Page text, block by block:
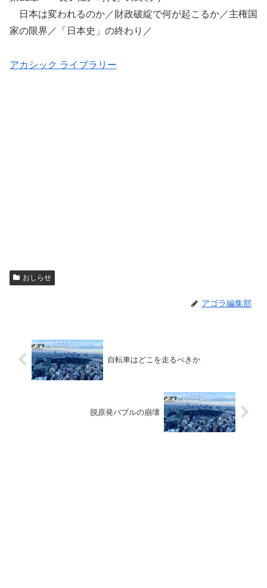
日本は変われるのか／財政破綻で何が起こるか／主権国
家の限界／「日本史」の終わり／
アカシック ライブラリー
おしらせ
アゴラ編集部
自転車はどこを走るべきか
脱原発バブルの崩壊